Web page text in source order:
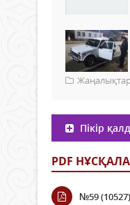
Жаңалықтар
Пікір
PDF
№59 (10527)